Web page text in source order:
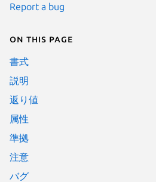
Report a bug
On this page
書式
説明
返り値
属性
準拠
注意
バグ